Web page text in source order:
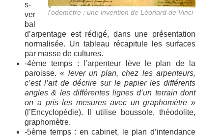
l’odomètre : une invention de Léonard de Vinci
s-
ver
bal
d’arpentage est rédigé, dans une présentation
normalisée. Un tableau récapitule les surfaces
par masse de cultures.
-4ème temps : l’arpenteur lève le plan de la
paroisse. « lever un plan, chez les arpenteurs,
c’est l’art de décrire sur le papier les différents
angles & les différentes lignes d’un terrain dont
on a pris les mesures avec un graphomètre »
(l’Encyclopédie). Il utilise boussole, théodolite,
graphomètre.
-5ème temps : en cabinet, le plan d’intendance